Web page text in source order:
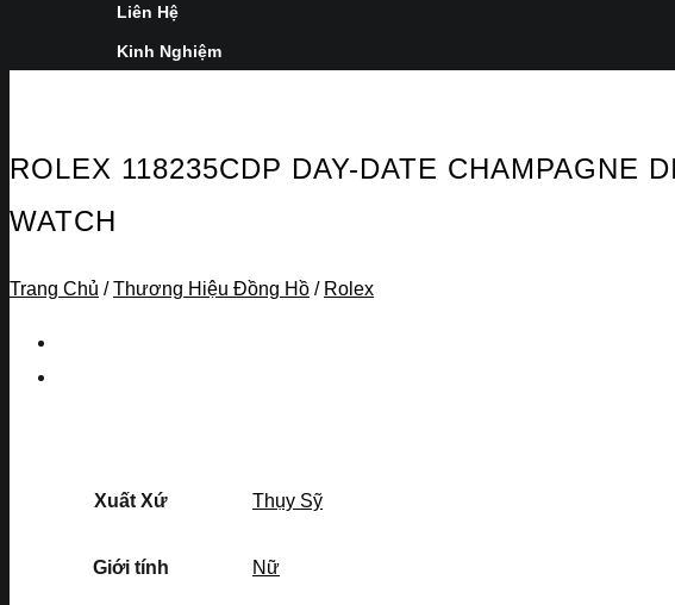
Liên Hệ
Kinh Nghiệm
ROLEX 118235CDP DAY-DATE CHAMPAGNE
WATCH
Trang Chủ / Thương Hiệu Đồng Hồ / Rolex
Xuất Xứ Thụy Sỹ
Giới tính Nữ